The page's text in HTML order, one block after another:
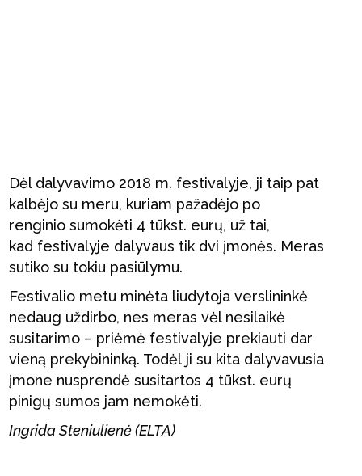
Dėl dalyvavimo 2018 m. festivalyje, ji taip pat
kalbėjo su meru, kuriam pažadėjo po
renginio sumokėti 4 tūkst. eurų, už tai,
kad festivalyje dalyvaus tik dvi įmonės. Meras
sutiko su tokiu pasiūlymu.
Festivalio metu minėta liudytoja verslininkė
nedaug uždirbo, nes meras vėl nesilaikė
susitarimo – priėmė festivalyje prekiauti dar
vieną prekybininką. Todėl ji su kita dalyvavusia
įmone nusprendė susitartos 4 tūkst. eurų
pinigų sumos jam nemokėti.
Ingrida Steniulienė (ELTA)